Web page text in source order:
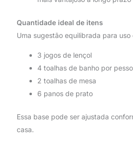
Quantidade ideal de itens
Uma sugestão equilibrada para uso
3 jogos de lençol
4 toalhas de banho por
2 toalhas de mesa
6 panos de prato
Essa base pode ser ajustada
casa.